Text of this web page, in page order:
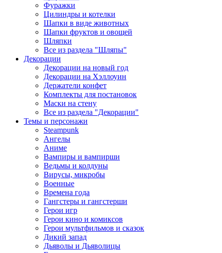
Фуражки
Цилиндры и котелки
Шапки в виде животных
Шапки фруктов и овощей
Шляпки
Все из раздела "Шляпы"
Декорации
Декорации на новый год
Декорации на Хэллоуин
Держатели конфет
Комплекты для постановок
Маски на стену
Все из раздела "Декорации"
Темы и персонажи
Steampunk
Ангелы
Аниме
Вампиры и вампирши
Ведьмы и колдуны
Вирусы, микробы
Военные
Времена года
Гангстеры и гангстерши
Герои игр
Герои кино и комиксов
Герои мультфильмов и сказок
Дикий запад
Дьяволы и Дьяволицы